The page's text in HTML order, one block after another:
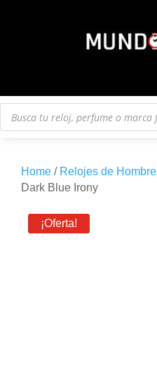
Búsqueda
Home / Relojes de Hombre
Dark Blue Irony
¡Oferta!